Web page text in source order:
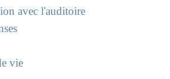
avec l'auditoire
vie